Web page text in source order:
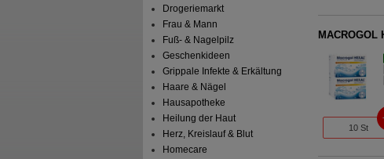
Drogeriemarkt
Frau & Mann
Fuß- & Nagelpilz
Geschenkideen
Grippale Infekte & Erkältung
Haare & Nägel
Hausapotheke
Heilung der Haut
Herz, Kreislauf & Blut
Homecare
10 St